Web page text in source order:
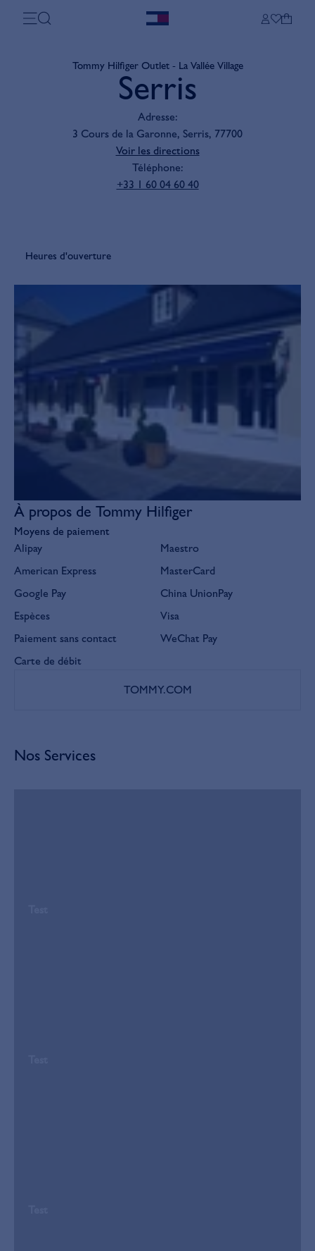
Tommy Hilfiger Outlet - La Vallée Village
Serris
Adresse:
3 Cours de la Garonne, Serris, 77700
Voir les directions
Téléphone:
+33 1 60 04 60 40
Heures d'ouverture
À propos de Tommy Hilfiger
Moyens de paiement
Alipay
American Express
Google Pay
Espèces
Paiement sans contact
Carte de débit
Maestro
MasterCard
China UnionPay
Visa
WeChat Pay
TOMMY.COM
Nos Services